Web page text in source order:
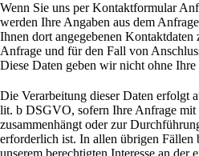
Wenn Sie uns per Kontaktformular
werden Ihre Angaben aus dem
Ihnen dort angegebenen
Anfrage und für den Fall von
Diese Daten geben wir nicht ohne
Die Verarbeitung dieser Daten erfolgt
lit. b DSGVO, sofern Ihre Anfrage mit
zusammenhängt oder zur
erforderlich ist. In allen übrigen Fällen
unserem berechtigten Interesse an der